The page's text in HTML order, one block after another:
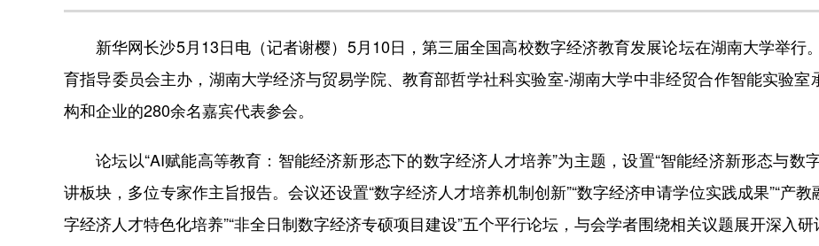
新华网长沙5月13日电（记者谢樱）5月10日，第三届全国高校数字经济教育发展论坛在湖南大学举行
育指导委员会主办，湖南大学经济与贸易学院、教育部哲学社科实验室-湖南大学中非经贸合作智能实验
构和企业的280余名嘉宾代表参会。
论坛以“AI赋能高等教育：智能经济新形态下的数字经济人才培养”为主题，设置“智能经济新形态与数
讲板块，多位专家作主旨报告。会议还设置“数字经济人才培养机制创新”“数字经济申请学位实践成果”“产
字经济人才特色化培养”“非全日制数字经济专硕项目建设”五个平行论坛，与会学者围绕相关议题展开深入研